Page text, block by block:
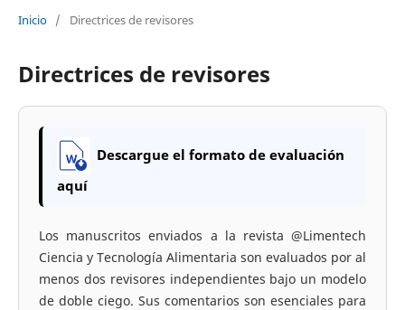
Inicio / Directrices de revisores
Directrices de revisores
Descargue el formato de evaluación
aquí
Los manuscritos enviados a la revista @Limentech
Ciencia y Tecnología Alimentaria son evaluados por al
menos dos revisores independientes bajo un modelo
de doble ciego. Sus comentarios son esenciales para